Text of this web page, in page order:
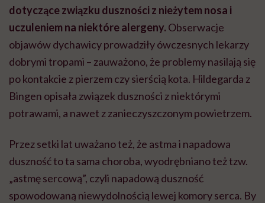
dotyczące związku duszności z nieżytem nosa i
uczuleniem na niektóre alergeny. Obserwacje
objawów dychawicy prowadziły ówczesnych lekarzy
dobrymi tropami – zauważono, że problemy nasilają się
po kontakcie z pierzem czy sierścią kota. Hildegarda z
Bingen opisała związek duszności z niektórymi
potrawami, a nawet z zanieczyszczonym powietrzem.
Przez setki lat uważano też, że astma i napadowa
duszność to ta sama choroba, wyodrębniano też tzw.
„astmę sercową”, czyli napadową duszność
spowodowaną niewydolnością lewej komory serca. By